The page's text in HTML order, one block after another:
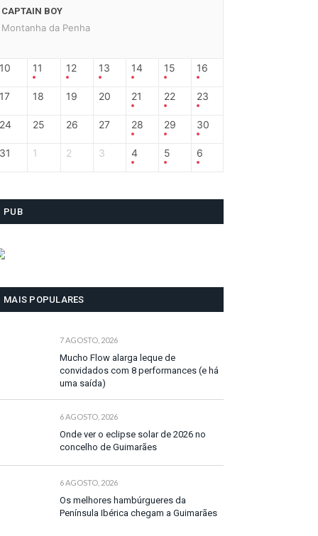
CAPTAIN BOY
Montanha da Penha
10 11 12 13 14 15 16
17 18 19 20 21 22 23
24 25 26 27 28 29 30
31 1 2 3 4 5 6
PUB
MAIS POPULARES
7 AGOSTO, 2026
Mucho Flow alarga leque de
convidados com 8 performances (e há
uma saída)
6 AGOSTO, 2026
Onde ver o eclipse solar de 2026 no
concelho de Guimarães
6 AGOSTO, 2026
Os melhores hambúrgueres da
Península Ibérica chegam a Guimarães